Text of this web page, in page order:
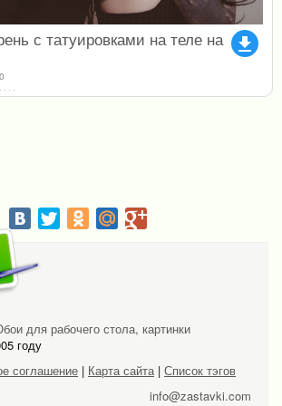
file_download
с татуировками на теле на
для рабочего стола, картинки
году
соглашение | Карта сайта| Список тэгов
info@zastavki.com